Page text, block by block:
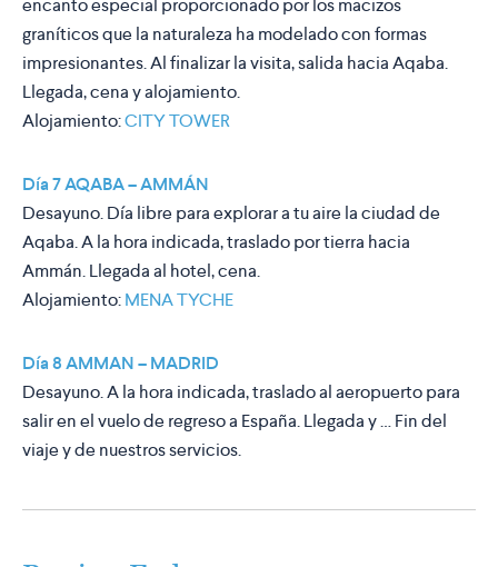
encanto especial proporcionado por los macizos
graníticos que la naturaleza ha modelado con formas
impresionantes. Al finalizar la visita, salida hacia Aqaba.
Llegada, cena y alojamiento.
Alojamiento:CITY TOWER
Día 7 AQABA – AMMÁN
Desayuno. Día libre para explorar a tu aire la ciudad de
Aqaba. A la hora indicada, traslado por tierra hacia
Ammán. Llegada al hotel, cena.
Alojamiento:MENA TYCHE
Día 8 AMMAN – MADRID
Desayuno. A la hora indicada, traslado al aeropuerto para
salir en el vuelo de regreso a España. Llegada y … Fin del
viaje y de nuestros servicios.